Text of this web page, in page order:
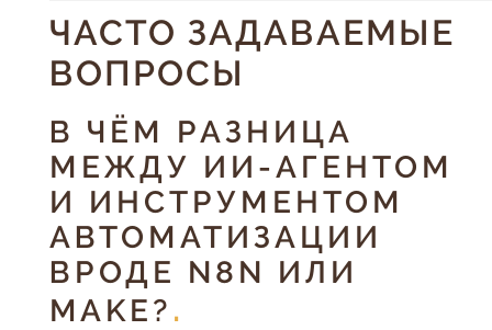
ЧАСТО ЗАДАВАЕМЫЕ
ВОПРОСЫ
В ЧЁМ РАЗНИЦА
МЕЖДУ ИИ-АГЕНТОМ
И ИНСТРУМЕНТОМ
АВТОМАТИЗАЦИИ
ВРОДЕ N8N ИЛИ
MAKE?